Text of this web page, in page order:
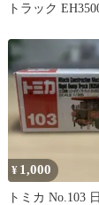
トラック
¥ 1,000
トミカ No.103